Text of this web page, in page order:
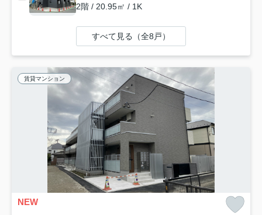
2階 / 20.95㎡ / 1K
すべて見る（全8戸）
賃貸マンション
NEW